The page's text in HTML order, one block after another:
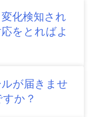
化検知され
をとればよ
が届きませ
か？